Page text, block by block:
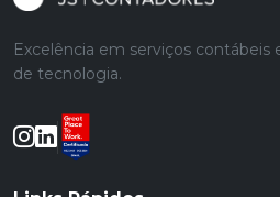
Excelência em serviços
de tecnologia.